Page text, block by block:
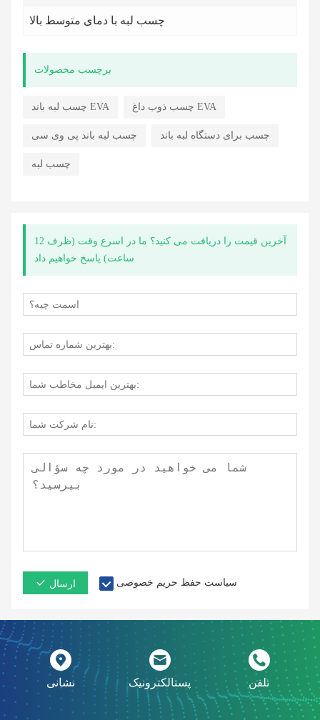
چسب لبه با دمای متوسط ​​بالا
برچسب محصولات
چسب لبه باند EVA چسب ذوب داغ EVA
چسب لبه باند پی وی سی چسب برای دستگاه لبه باند
چسب لبه
آخرین قیمت را دریافت می کنید؟ ما در اسرع وقت (ظرف 12
ساعت) پاسخ خواهیم داد
ارسال سیاست حفظ حریم خصوصی
نشانی پستالکترونیک تلفن